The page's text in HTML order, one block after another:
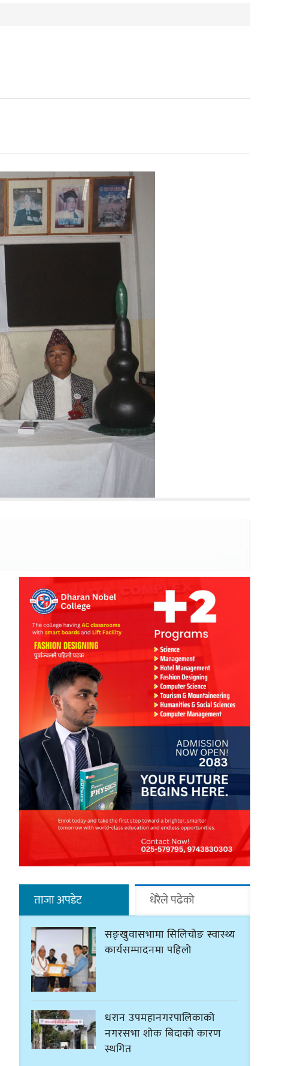
ताजा अपडेट धेरैले पढेको
सङ्खुवासभामा सिलिचोङ स्वास्थ्य
कार्यसम्पादनमा पहिलो
धरान उपमहानगरपालिकाको
नगरसभा शोक बिदाको कारण
स्थगित